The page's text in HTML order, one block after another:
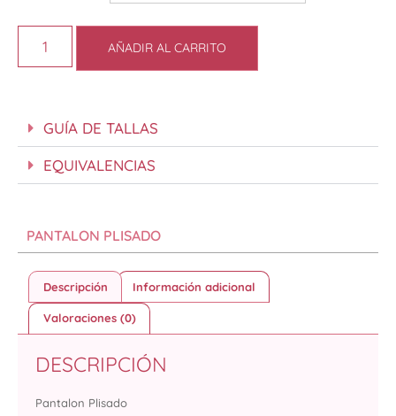
AÑADIR AL CARRITO
GUÍA DE TALLAS
EQUIVALENCIAS
PANTALON PLISADO
Descripción Información adicional
Valoraciones (0)
DESCRIPCIÓN
Pantalon Plisado